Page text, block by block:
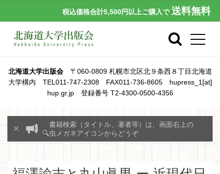
税込価格合計5,500円以上ご購入で 送料無料
北海道大学出版会〒060-0809 札幌市北区北９条西８丁目北海道
大学構内 TEL011-747-2308 FAX011-736-8605 hupress_1[at]
hup.gr.jp 登録番号 T2-4300-0500-4356
書籍検索（タイトル、著者等）は、画面右上の
🔍虫メガネアイコンからどうぞ